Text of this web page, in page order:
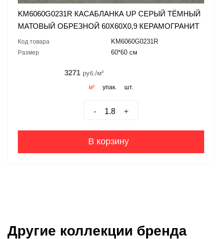
KM6060G0231R КАСАБЛАНКА UP СЕРЫЙ ТЁМНЫЙ
МАТОВЫЙ ОБРЕЗНОЙ 60X60X0,9 КЕРАМОГРАНИТ
Код товара KM6060G0231R
Размер 60*60 см
3271 руб./м²
м² упак. шт.
- +
В корзину
Другие коллекции бренда